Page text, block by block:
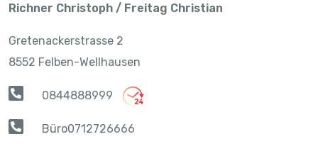
Richner Christoph / Freitag Christian
Gretenackerstrasse 2
8552 Felben-Wellhausen
0844888999
Büro0712726666